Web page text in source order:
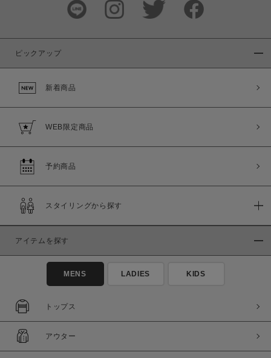
ピックアップ
新着商品
WEB限定商品
予約商品
スタイリングから探す
アイテムを探す
MENS LADIES KIDS
トップス
アウター